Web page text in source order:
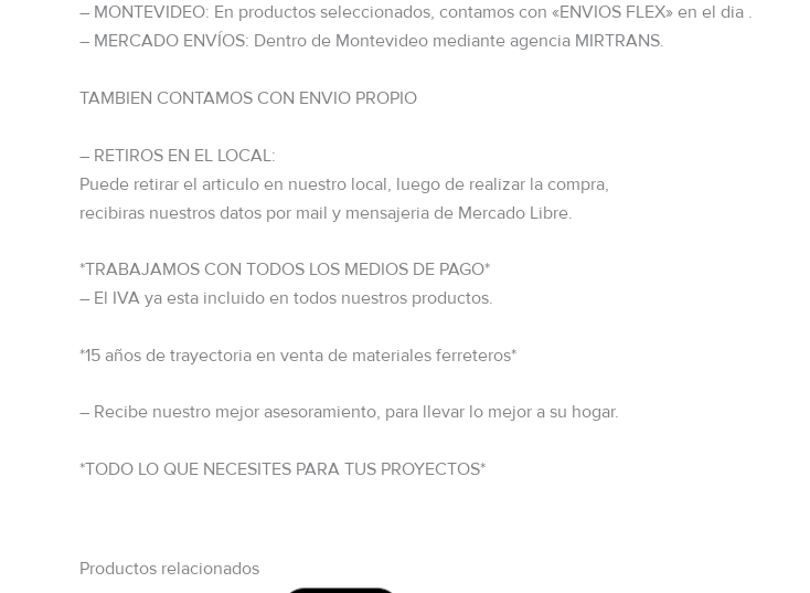
– MONTEVIDEO: En productos seleccionados, contamos con «ENVIOS FLEX» en el dia .
– MERCADO ENVÍOS: Dentro de Montevideo mediante agencia MIRTRANS.
TAMBIEN CONTAMOS CON ENVIO PROPIO
– RETIROS EN EL LOCAL:
Puede retirar el articulo en nuestro local, luego de realizar la compra,
recibiras nuestros datos por mail y mensajeria de Mercado Libre.
*TRABAJAMOS CON TODOS LOS MEDIOS DE PAGO*
– El IVA ya esta incluido en todos nuestros productos.
*15 años de trayectoria en venta de materiales ferreteros*
– Recibe nuestro mejor asesoramiento, para llevar lo mejor a su hogar.
*TODO LO QUE NECESITES PARA TUS PROYECTOS*
Productos relacionados